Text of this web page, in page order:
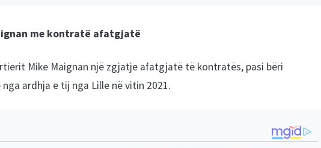
me kontratë afatgjatë
Mike Maignan një zgjatje afatgjatë të kontratës, pasi bëri
ardhja e tij nga Lille në vitin 2021.